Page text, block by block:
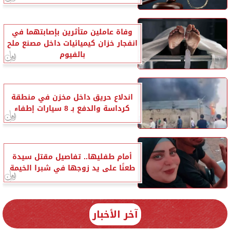
وفاة عاملين متأثرين بإصابتهما في
انفجار خزان كيميائيات داخل مصنع ملح
بالفيوم
اندلاع حريق داخل مخزن في منطقة
كرداسة والدفع بـ 8 سيارات إطفاء
أمام طفليها.. تفاصيل مقتل سيدة
طعنًا على يد زوجها في شبرا الخيمة
آخر الأخبار